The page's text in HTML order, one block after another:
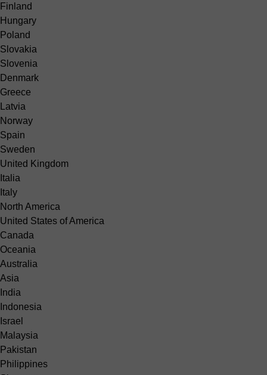
Finland
Hungary
Poland
Slovakia
Slovenia
Denmark
Greece
Latvia
Norway
Spain
Sweden
United Kingdom
Italia
Italy
North America
United States of America
Canada
Oceania
Australia
Asia
India
Indonesia
Israel
Malaysia
Pakistan
Philippines